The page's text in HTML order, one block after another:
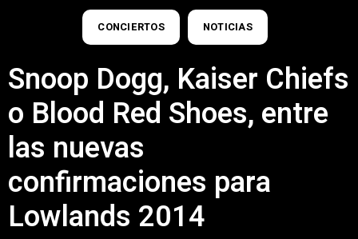
CONCIERTOS NOTICIAS
Snoop Dogg, Kaiser Chiefs
o Blood Red Shoes, entre
las nuevas
confirmaciones para
Lowlands 2014